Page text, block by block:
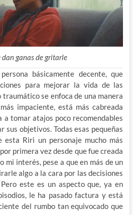
dan ganas de gritarle
básicamente decente, que
para mejorar la vida de las
traumático se enfoca de una manera
impaciente, está más cabreada
a tomar atajos poco recomendables
sus objetivos. Todas esas pequeñas
esta Riri un personaje mucho más
primera vez desde que fue creada
mi interés, pese a que en más de un
algo a la cara por las decisiones
este es un aspecto que, ya en
le ha pasado factura y está
del rumbo tan equivocado que